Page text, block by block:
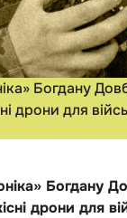
Богдану
для
Богдану
дрони для